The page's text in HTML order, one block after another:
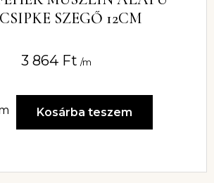
SZEGŐ 12CM
3 864 Ft /m
Kosárba teszem